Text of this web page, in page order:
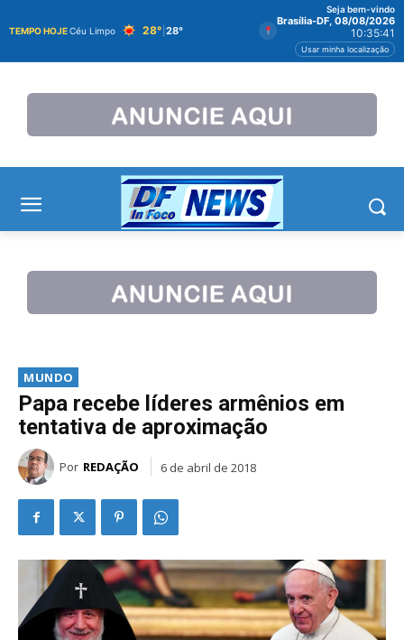
TEMPO HOJECéu Limpo 28° 28°
Seja bem-vindo
Brasília-DF, 08/08/2026
10:35:42
Usar minha localização
MUNDO
Papa recebe líderes armênios em
tentativa de aproximação
Por REDAÇÃO 6 de abril de 2018